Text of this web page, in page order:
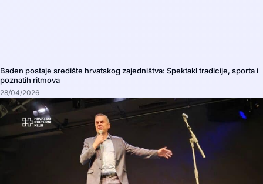
Baden postaje središte hrvatskog zajedništva: Spektakl tradicije, sporta i
poznatih ritmova
28/04/2026